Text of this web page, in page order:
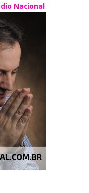
Nacional